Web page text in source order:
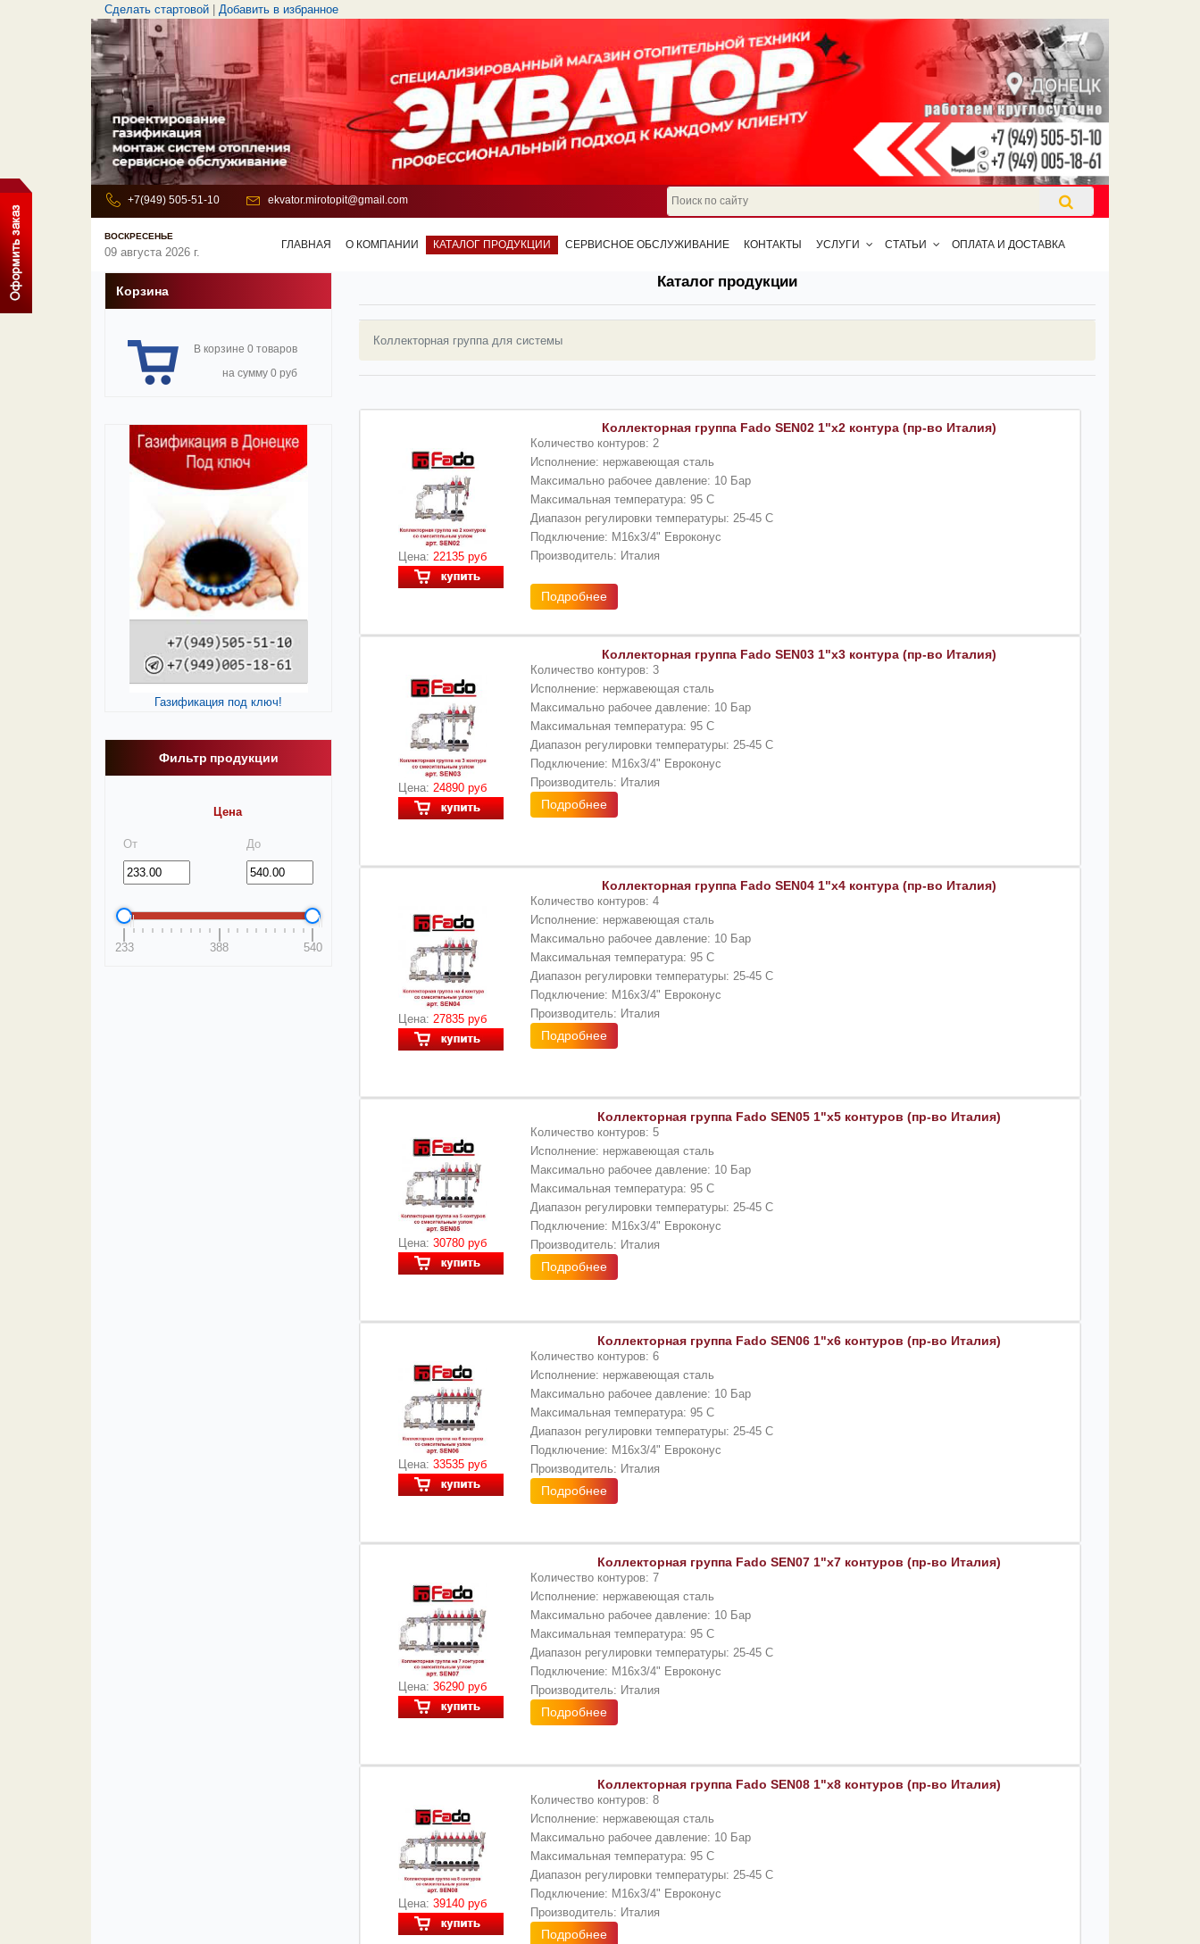
Сделать стартовой Добавить в избранное
+7(949) 505-51-10 ekvator.mirotopit@gmail.com
ВОСКРЕСЕНЬЕ
09 августа 2026 г.
ГЛАВНАЯ О КОМПАНИИ КАТАЛОГ ПРОДУКЦИИ СЕРВИСНОЕ ОБСЛУЖИВАНИЕ КОНТАКТЫ УСЛУГИ СТАТЬИ ОПЛАТА И ДОСТАВКА
Корзина
В корзине 0 товаров
на сумму 0 руб
Газификация под ключ!
Фильтр продукции
Цена
От До
233 388 540
Каталог продукции
Коллекторная группа для системы
Цена: 22135 руб
Коллекторная группа Fado SEN02 1"х2 контура (пр-во Италия)
Количество контуров: 2
Исполнение: нержавеющая сталь
Максимально рабочее давление: 10 Бар
Максимальная температура: 95 С
Диапазон регулировки температуры: 25-45 С
Подключение: М16x3/4" Евроконус
Производитель: Италия
Подробнее
Цена: 24890 руб
Коллекторная группа Fado SEN03 1"х3 контура (пр-во Италия)
Количество контуров: 3
Исполнение: нержавеющая сталь
Максимально рабочее давление: 10 Бар
Максимальная температура: 95 С
Диапазон регулировки температуры: 25-45 С
Подключение: М16x3/4" Евроконус
Производитель: Италия
Подробнее
Цена: 27835 руб
Коллекторная группа Fado SEN04 1"х4 контура (пр-во Италия)
Количество контуров: 4
Исполнение: нержавеющая сталь
Максимально рабочее давление: 10 Бар
Максимальная температура: 95 С
Диапазон регулировки температуры: 25-45 С
Подключение: М16x3/4" Евроконус
Производитель: Италия
Подробнее
Цена: 30780 руб
Коллекторная группа Fado SEN05 1"х5 контуров (пр-во Италия)
Количество контуров: 5
Исполнение: нержавеющая сталь
Максимально рабочее давление: 10 Бар
Максимальная температура: 95 С
Диапазон регулировки температуры: 25-45 С
Подключение: М16x3/4" Евроконус
Производитель: Италия
Подробнее
Цена: 33535 руб
Коллекторная группа Fado SEN06 1"х6 контуров (пр-во Италия)
Количество контуров: 6
Исполнение: нержавеющая сталь
Максимально рабочее давление: 10 Бар
Максимальная температура: 95 С
Диапазон регулировки температуры: 25-45 С
Подключение: М16x3/4" Евроконус
Производитель: Италия
Подробнее
Цена: 36290 руб
Коллекторная группа Fado SEN07 1"х7 контуров (пр-во Италия)
Количество контуров: 7
Исполнение: нержавеющая сталь
Максимально рабочее давление: 10 Бар
Максимальная температура: 95 С
Диапазон регулировки температуры: 25-45 С
Подключение: М16x3/4" Евроконус
Производитель: Италия
Подробнее
Цена: 39140 руб
Коллекторная группа Fado SEN08 1"х8 контуров (пр-во Италия)
Количество контуров: 8
Исполнение: нержавеющая сталь
Максимально рабочее давление: 10 Бар
Максимальная температура: 95 С
Диапазон регулировки температуры: 25-45 С
Подключение: М16x3/4" Евроконус
Производитель: Италия
Подробнее